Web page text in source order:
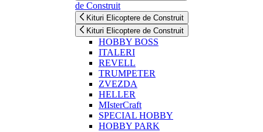
de Construit
Kituri Elicoptere de Construit
Kituri Elicoptere de Construit
HOBBY BOSS
ITALERI
REVELL
TRUMPETER
ZVEZDA
HELLER
MIsterCraft
SPECIAL HOBBY
HOBBY PARK